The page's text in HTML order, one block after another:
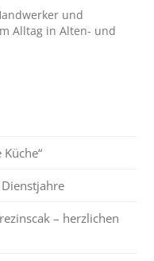
und
Alltag in Alten- und
– herzlichen